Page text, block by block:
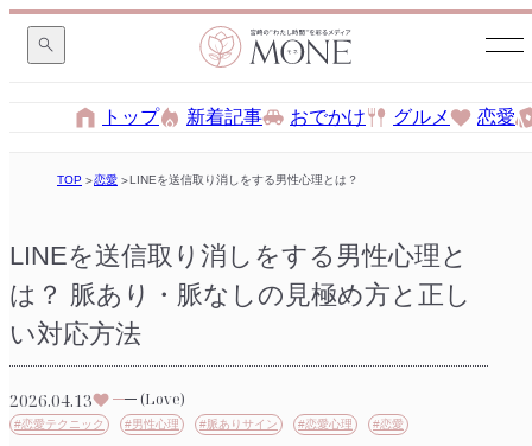
トップ 新着記事 おでかけ グルメ 恋愛
TOP 恋愛 LINEを送信取り消しをする男性心理とは？ 脈あり・脈なしの見極め方と正
LINEを送信取り消しをする男性心理と
は？ 脈あり・脈なしの見極め方と正し
い対応方法
2026.04.13 (Love)
#恋愛テクニック #男性心理 #脈ありサイン #恋愛心理 #恋愛